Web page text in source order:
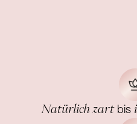
Natürlich zartbis